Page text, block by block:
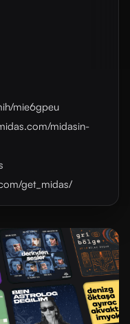
mie6gpeu
midasin-
get_midas/